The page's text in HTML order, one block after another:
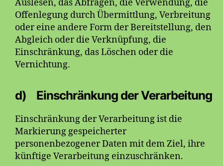
Auslesen, das Abfragen, die Verwendung, die
Offenlegung durch Übermittlung, Verbreitung
oder eine andere Form der Bereitstellung, den
Abgleich oder die Verknüpfung, die
Einschränkung, das Löschen oder die
Vernichtung.
d) Einschränkung der Verarbeitung
Einschränkung der Verarbeitung ist die
Markierung gespeicherter
personenbezogener Daten mit dem Ziel, ihre
künftige Verarbeitung einzuschränken.